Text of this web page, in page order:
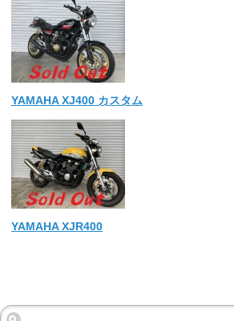
YAMAHA XJ400 カスタム
YAMAHA XJR400